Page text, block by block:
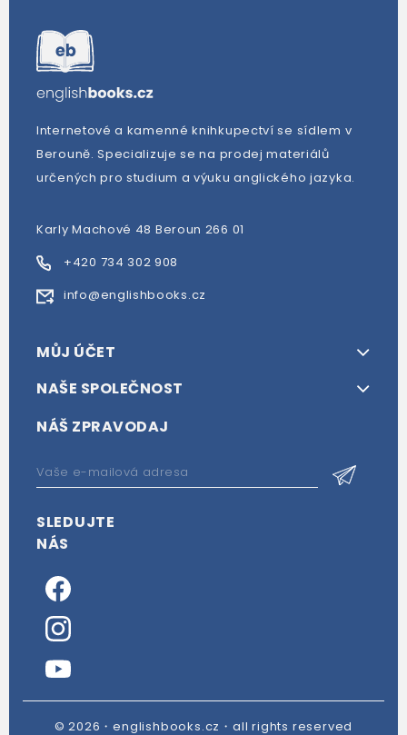
Internetové a kamenné knihkupectví se sídlem v
Berouně. Specializuje se na prodej materiálů
určených pro studium a výuku anglického jazyka.
Karly Machové 48 Beroun 266 01
+420 734 302 908
info@englishbooks.cz
MŮJ ÚČET
NAŠE SPOLEČNOST
NÁŠ ZPRAVODAJ
SLEDUJTE
NÁS
© 2026・englishbooks.cz・all rights reserved